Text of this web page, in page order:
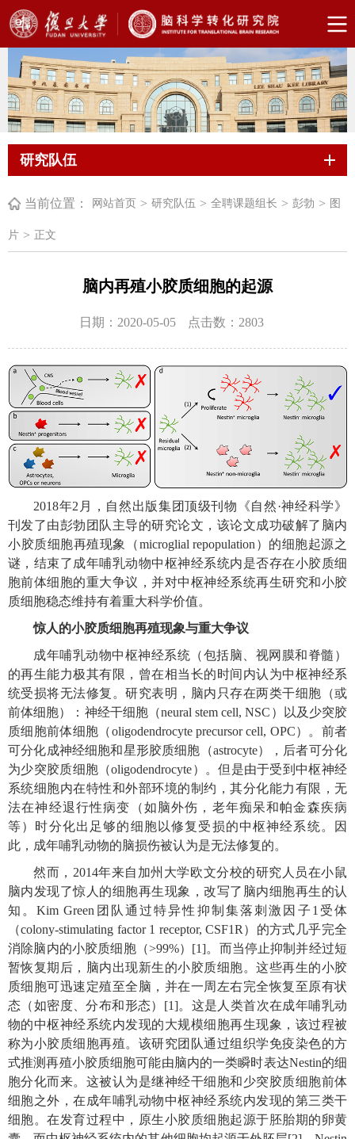
研究队伍
当前位置： 网站首页 > 研究队伍 > 全聘课题组长 > 彭勃 > 图
片 > 正文
脑内再殖小胶质细胞的起源
日期：2020-05-05 点击数： 2803
2018年2月，自然出版集团顶级刊物《自然·神经科学》
刊发了由彭勃团队主导的研究论文，该论文成功破解了脑内
小胶质细胞再殖现象（microglial repopulation）的细胞起源之
谜，结束了成年哺乳动物中枢神经系统内是否存在小胶质细
胞前体细胞的重大争议，并对中枢神经系统再生研究和小胶
质细胞稳态维持有着重大科学价值。
惊人的小胶质细胞再殖现象与重大争议
成年哺乳动物中枢神经系统（包括脑、视网膜和脊髓）
的再生能力极其有限，曾在相当长的时间内认为中枢神经系
统受损将无法修复。研究表明，脑内只存在两类干细胞（或
前体细胞）：神经干细胞（neural stem cell, NSC）以及少突胶
质细胞前体细胞（oligodendrocyte precursor cell, OPC）。前者
可分化成神经细胞和星形胶质细胞（astrocyte），后者可分化
为少突胶质细胞（oligodendrocyte）。但是由于受到中枢神经
系统细胞内在特性和外部环境的制约，其分化能力有限，无
法在神经退行性病变（如脑外伤，老年痴呆和帕金森疾病
等）时分化出足够的细胞以修复受损的中枢神经系统。因
此，成年哺乳动物的脑损伤被认为是无法修复的。
然而，2014年来自加州大学欧文分校的研究人员在小鼠
脑内发现了惊人的细胞再生现象，改写了脑内细胞再生的认
知。Kim Green团队通过特异性抑制集落刺激因子1受体
（colony-stimulating factor 1 receptor, CSF1R）的方式几乎完全
消除脑内的小胶质细胞（>99%）[1]。而当停止抑制并经过短
暂恢复期后，脑内出现新生的小胶质细胞。这些再生的小胶
质细胞可迅速定殖至全脑，并在一周左右完全恢复至原有状
态 （如密度、分布和形态）[1]。这是人类首次在成年哺乳动
物的中枢神经系统内发现的大规模细胞再生现象，该过程被
称为小胶质细胞再殖。该研究团队通过组织学免疫染色的方
式推测再殖小胶质细胞可能由脑内的一类瞬时表达Nestin的细
胞分化而来。这被认为是继神经干细胞和少突胶质细胞前体
细胞之外，在成年哺乳动物中枢神经系统内发现的第三类干
细胞。在发育过程中，原生小胶质细胞起源于胚胎期的卵黄